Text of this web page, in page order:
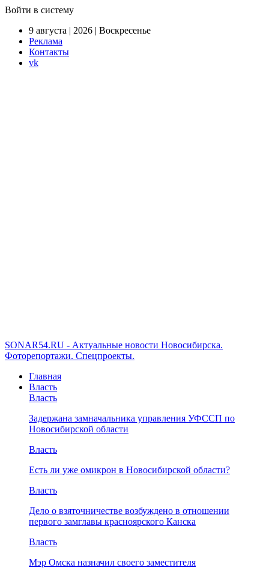
Войти в систему
9 августа | 2026 | Воскресенье
Реклама
Контакты
vk
SONAR54.RU - Актуальные новости Новосибирска.
Фоторепортажи. Спецпроекты.
Главная
Власть
Власть
Задержана замначальника управления УФССП по
Новосибирской области
Власть
Есть ли уже омикрон в Новосибирской области?
Власть
Дело о взяточничестве возбуждено в отношении
первого замглавы красноярского Канска
Власть
Мэр Омска назначил своего заместителя